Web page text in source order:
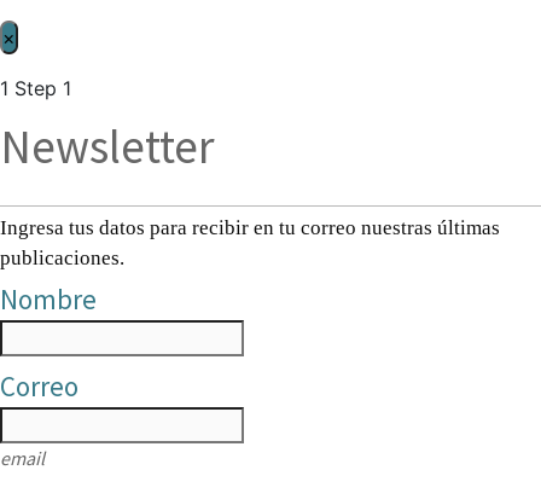
×
1 Step 1
Newsletter
Ingresa tus datos para recibir en tu correo nuestras últimas
publicaciones.
Nombre
Correo
email